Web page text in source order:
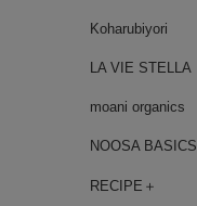
Koharubiyori
LA VIE STELLA
moani organics
NOOSA BASICS
RECIPE＋